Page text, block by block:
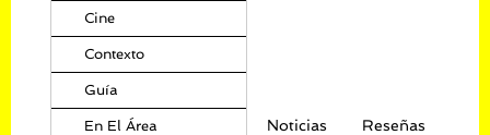
Cine
Contexto
Guía
En El Área Noticias Reseñas